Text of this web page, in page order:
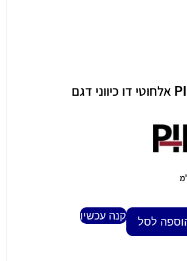
גלאי נפח PIR אלחוטי דו כיווני דגם
לסל קנה עכשיו